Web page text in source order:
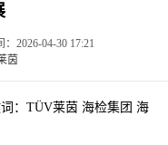
2026-04-30 17:21
茵
词：TÜV莱茵 海检集团 海